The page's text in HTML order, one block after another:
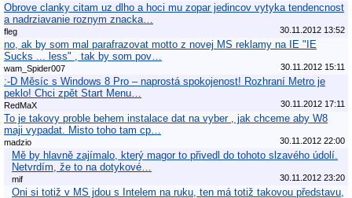
Obrove clanky citam uz dlho a hoci mu zopar jedincov vytyka tendencnost
a nadrziavanie roznym znacka…
fleg 30.11.2012 13:52
no, ak by som mal parafrazovat motto z novej MS reklamy na IE "IE
Sucks ... less" , tak by som pov…
wam_Spider007 30.11.2012 15:11
:-D Měsíc s Windows 8 Pro – naprostá spokojenost! Rozhraní Metro je
peklo! Chci zpět Start Menu…
RedMaX 30.11.2012 17:11
To je takovy proble behem instalace dat na vyber , jak chceme aby W8
maji vypadat. Misto toho tam cp…
madzio 30.11.2012 22:00
Mě by hlavně zajímalo, který magor to přivedl do tohoto slzavého údolí.
Netvrdím, že to na dotykové…
mif 30.11.2012 23:20
Oni si totiž v MS jdou s Intelem na ruku, ten má totiž takovou představu,